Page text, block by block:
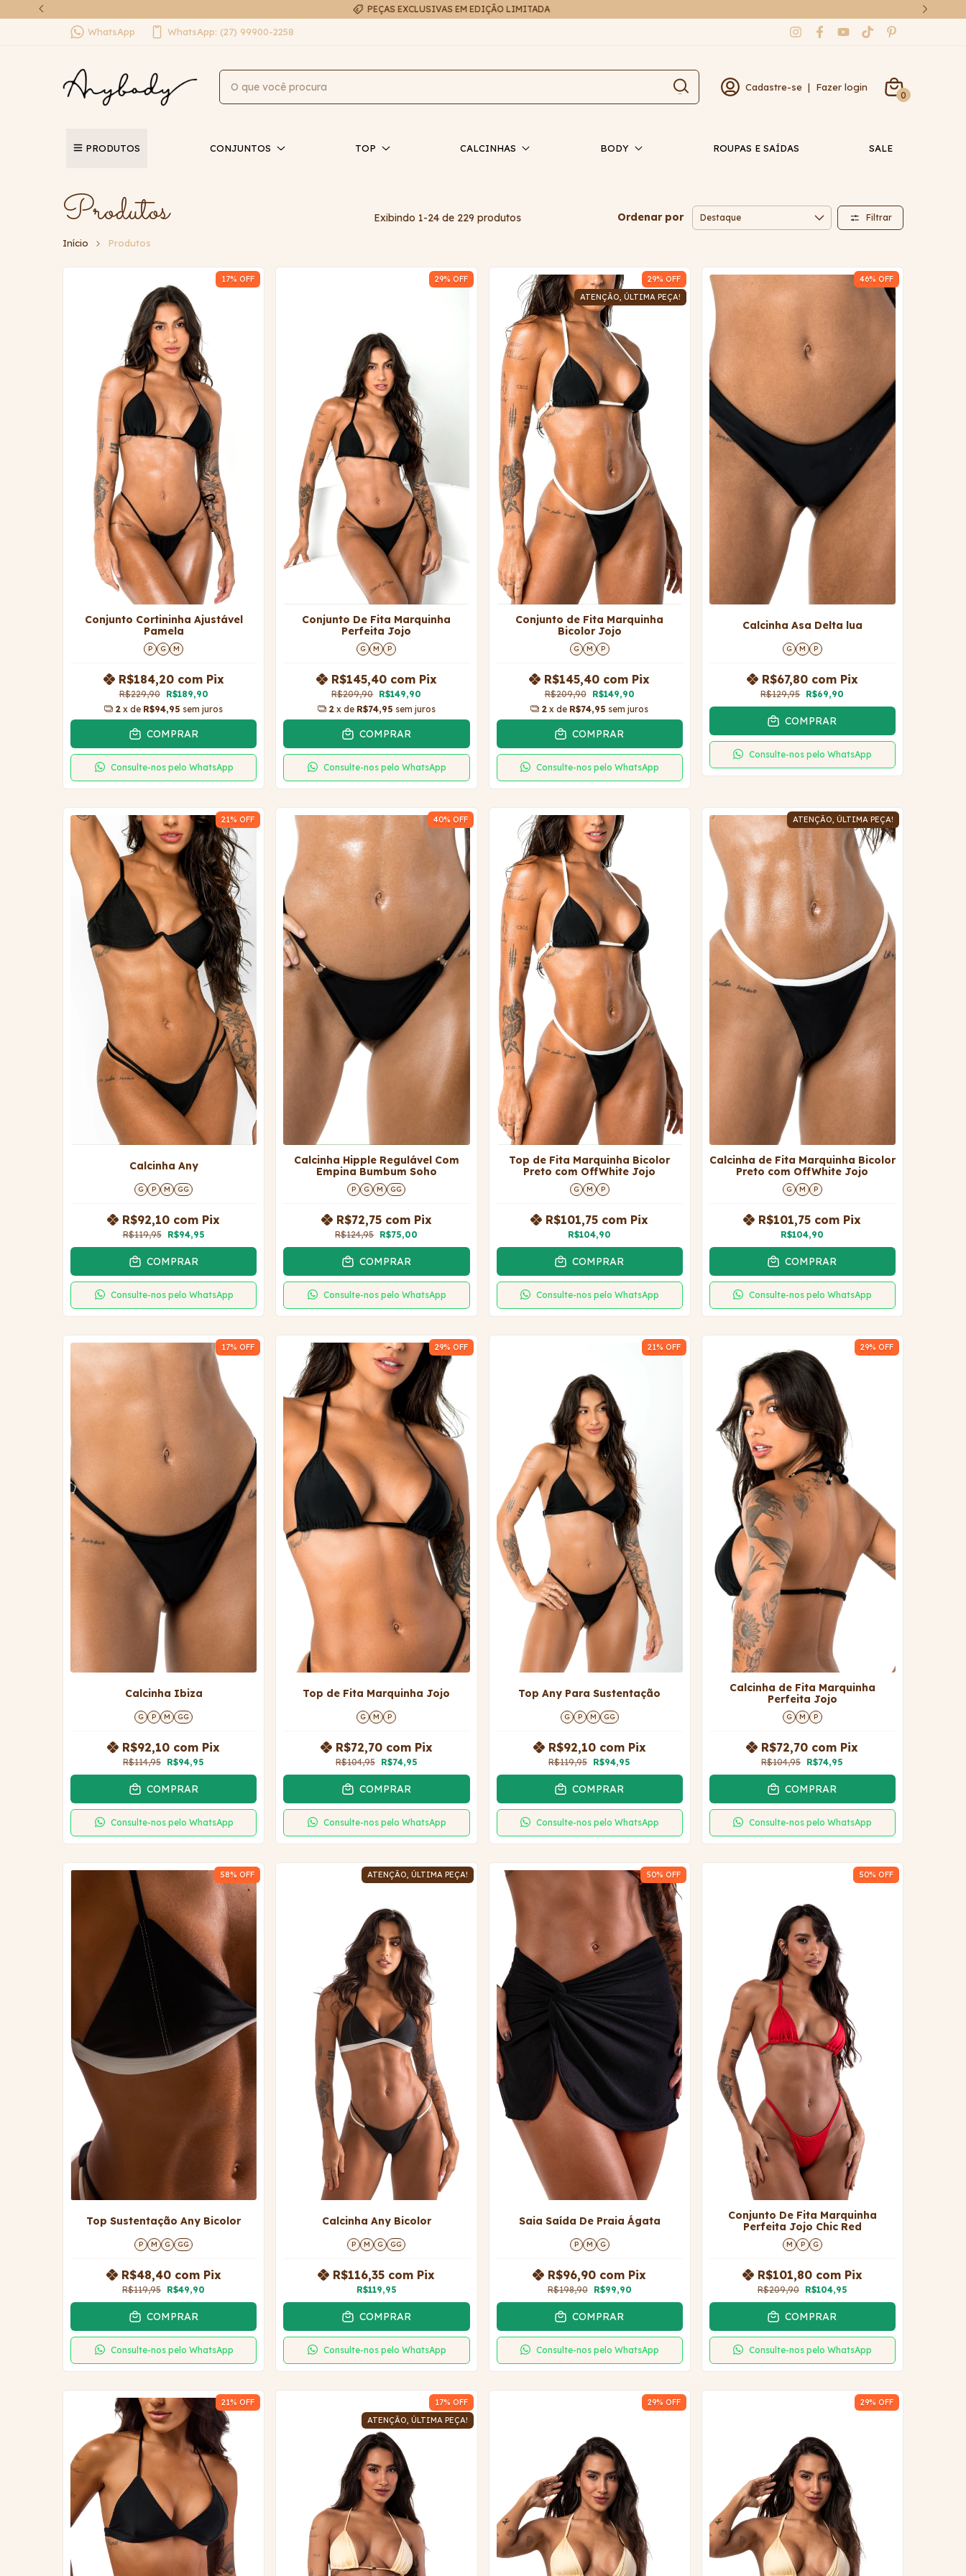
FRETE EXPRESSO EM ATÉ 48H
WhatsApp WhatsApp: (27) 99900-2258
Cadastre-se | Fazer login
0
PRODUTOS CONJUNTOS TOP CALCINHAS BODY ROUPAS E SAÍDAS SALE
Produtos
Início Produtos
Exibindo 1-24 de 229 produtos Ordenar por Filtrar
17% OFF
Conjunto Cortininha Ajustável
Pamela
P G M
R$229,90 R$189,90
R$184,20 com Pix
2 x de R$94,95 sem juros
COMPRAR
Consulte-nos pelo WhatsApp
29% OFF
Conjunto De Fita Marquinha
Perfeita Jojo
G M P
R$209,90 R$149,90
R$145,40 com Pix
2 x de R$74,95 sem juros
COMPRAR
Consulte-nos pelo WhatsApp
29% OFF
ATENÇÃO, ÚLTIMA PEÇA!
Conjunto de Fita Marquinha
Bicolor Jojo
G M P
R$209,90 R$149,90
R$145,40 com Pix
2 x de R$74,95 sem juros
COMPRAR
Consulte-nos pelo WhatsApp
46% OFF
Calcinha Asa Delta lua
G M P
R$129,95 R$69,90
R$67,80 com Pix
COMPRAR
Consulte-nos pelo WhatsApp
21% OFF
Calcinha Any
G P M GG
R$119,95 R$94,95
R$92,10 com Pix
COMPRAR
Consulte-nos pelo WhatsApp
40% OFF
Calcinha Hipple Regulável Com
Empina Bumbum Soho
P G M GG
R$124,95 R$75,00
R$72,75 com Pix
COMPRAR
Consulte-nos pelo WhatsApp
Top de Fita Marquinha Bicolor
Preto com OffWhite Jojo
G M P
R$104,90
R$101,75 com Pix
COMPRAR
Consulte-nos pelo WhatsApp
ATENÇÃO, ÚLTIMA PEÇA!
Calcinha de Fita Marquinha Bicolor
Preto com OffWhite Jojo
G M P
R$104,90
R$101,75 com Pix
COMPRAR
Consulte-nos pelo WhatsApp
17% OFF
Calcinha Ibiza
G P M GG
R$114,95 R$94,95
R$92,10 com Pix
COMPRAR
Consulte-nos pelo WhatsApp
29% OFF
Top de Fita Marquinha Jojo
G M P
R$104,95 R$74,95
R$72,70 com Pix
COMPRAR
Consulte-nos pelo WhatsApp
21% OFF
Top Any Para Sustentação
G P M GG
R$119,95 R$94,95
R$92,10 com Pix
COMPRAR
Consulte-nos pelo WhatsApp
29% OFF
Calcinha de Fita Marquinha
Perfeita Jojo
G M P
R$104,95 R$74,95
R$72,70 com Pix
COMPRAR
Consulte-nos pelo WhatsApp
58% OFF
Top Sustentação Any Bicolor
P M G GG
R$119,95 R$49,90
R$48,40 com Pix
COMPRAR
Consulte-nos pelo WhatsApp
ATENÇÃO, ÚLTIMA PEÇA!
Calcinha Any Bicolor
P M G GG
R$119,95
R$116,35 com Pix
COMPRAR
Consulte-nos pelo WhatsApp
50% OFF
Saia Saída De Praia Ágata
P M G
R$198,90 R$99,90
R$96,90 com Pix
COMPRAR
Consulte-nos pelo WhatsApp
50% OFF
Conjunto De Fita Marquinha
Perfeita Jojo Chic Red
M P G
R$209,90 R$104,95
R$101,80 com Pix
COMPRAR
Consulte-nos pelo WhatsApp
21% OFF 17% OFF
ATENÇÃO, ÚLTIMA PEÇA!
29% OFF 29% OFF